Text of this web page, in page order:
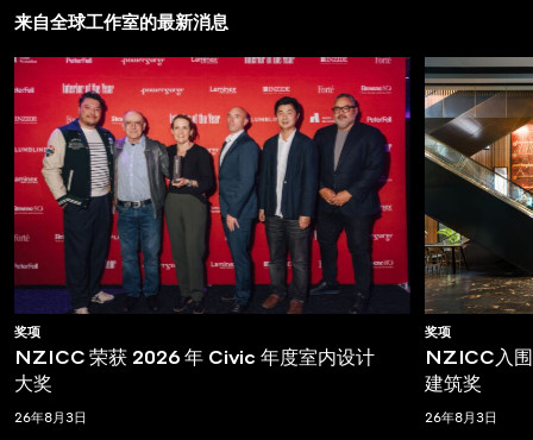
来自全球工作室的最新消息
奖项
NZICC 荣获 2026 年 Civic 年度室内设计
大奖
26年8月3日
奖项
NZICC入
建筑奖
26年8月3日